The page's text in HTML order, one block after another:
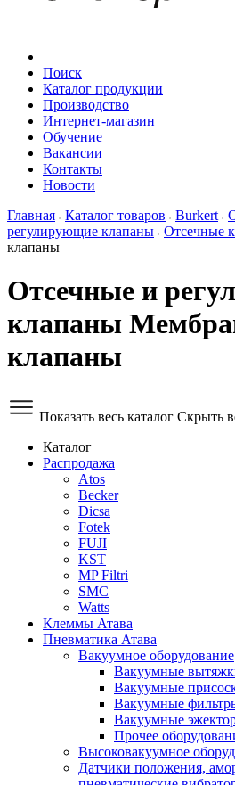
Поиск
Каталог продукции
Производство
Интернет-магазин
Обучение
Вакансии
Контакты
Новости
Главная
Каталог товаров Burkert
регулирующие клапаны
Отсечные
клапаны
Отсечные и
клапаны
клапаны
Показать весь каталог Скрыть
Каталог
Распродажа
Atos
Becker
Dicsa
Fotek
FUJI
KST
MP Filtri
SMC
Watts
Клеммы Атава
Пневматика Атава
Вакуумное оборудование
Вакуумные
Вакуумные
Вакуумные
Вакуумные
Прочее
Высоковакуумное
Датчики положения,